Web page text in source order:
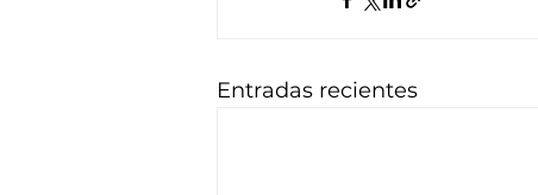
Entradas recientes